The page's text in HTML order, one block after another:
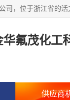
华氟茂化工
供应商